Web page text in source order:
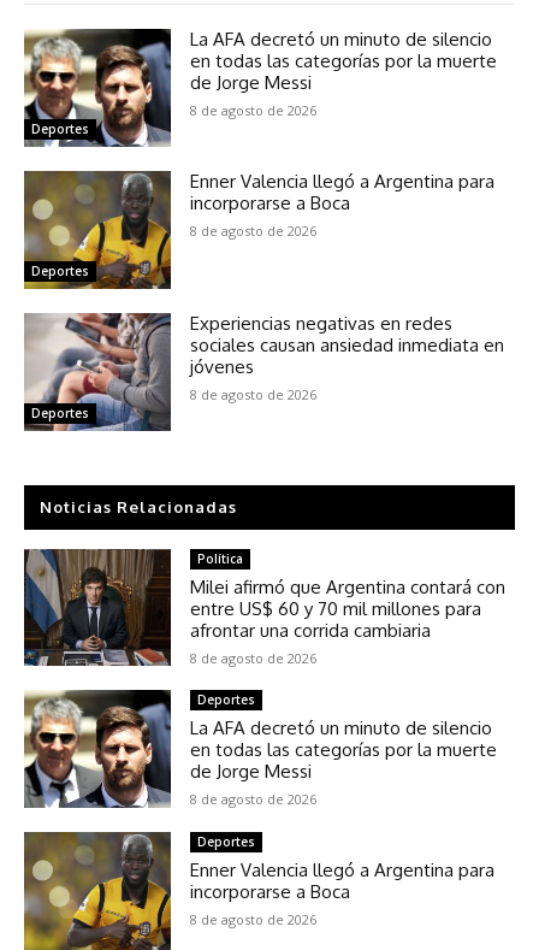
Deportes
La AFA decretó un minuto de silencio
en todas las categorías por la muerte
de Jorge Messi
8 de agosto de 2026
Deportes
Enner Valencia llegó a Argentina para
incorporarse a Boca
8 de agosto de 2026
Deportes
Experiencias negativas en redes
sociales causan ansiedad inmediata en
jóvenes
8 de agosto de 2026
Noticias Relacionadas
Política
Milei afirmó que Argentina contará con
entre US$ 60 y 70 mil millones para
afrontar una corrida cambiaria
8 de agosto de 2026
Deportes
La AFA decretó un minuto de silencio
en todas las categorías por la muerte
de Jorge Messi
8 de agosto de 2026
Deportes
Enner Valencia llegó a Argentina para
incorporarse a Boca
8 de agosto de 2026